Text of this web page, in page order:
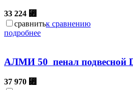
33 224 ⃏
сравнитьк сравнению
подробнее
АЛМИ 50 пенал подвесной
37 970 ⃏